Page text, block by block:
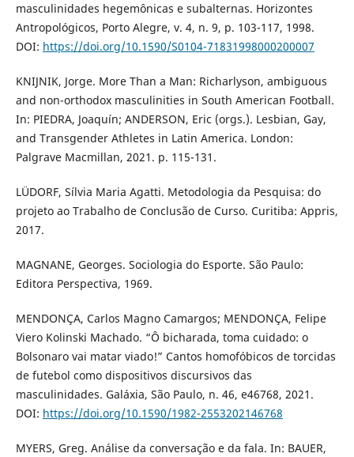
masculinidades hegemônicas e subalternas. Horizontes
Antropológicos, Porto Alegre, v. 4, n. 9, p. 103-117, 1998.
DOI: https://doi.org/10.1590/S0104-71831998000200007
KNIJNIK, Jorge. More Than a Man: Richarlyson, ambiguous
and non-orthodox masculinities in South American Football.
In: PIEDRA, Joaquín; ANDERSON, Eric (orgs.). Lesbian, Gay,
and Transgender Athletes in Latin America. London:
Palgrave Macmillan, 2021. p. 115-131.
LÜDORF, Sílvia Maria Agatti. Metodologia da Pesquisa: do
projeto ao Trabalho de Conclusão de Curso. Curitiba: Appris,
2017.
MAGNANE, Georges. Sociologia do Esporte. São Paulo:
Editora Perspectiva, 1969.
MENDONÇA, Carlos Magno Camargos; MENDONÇA, Felipe
Viero Kolinski Machado. “Ô bicharada, toma cuidado: o
Bolsonaro vai matar viado!” Cantos homofóbicos de torcidas
de futebol como dispositivos discursivos das
masculinidades. Galáxia, São Paulo, n. 46, e46768, 2021.
DOI: https://doi.org/10.1590/1982-2553202146768
MYERS, Greg. Análise da conversação e da fala. In: BAUER,